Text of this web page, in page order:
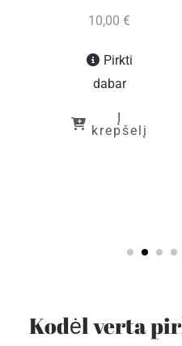
10,00€
Pirkti
dabar
Į
krepšelį
Kodėl verta